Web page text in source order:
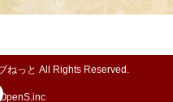
ねっと All Rights Reserved.